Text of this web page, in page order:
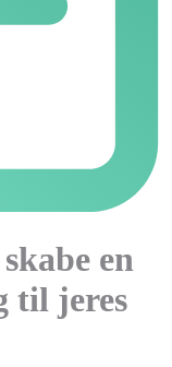
en
til jeres